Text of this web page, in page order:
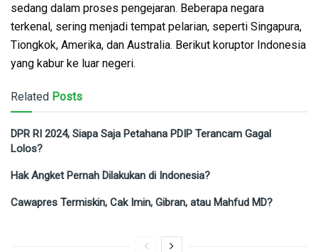
sedang dalam proses pengejaran. Beberapa negara
terkenal, sering menjadi tempat pelarian, seperti Singapura,
Tiongkok, Amerika, dan Australia. Berikut koruptor Indonesia
yang kabur ke luar negeri.
Related Posts
DPR RI 2024, Siapa Saja Petahana PDIP Terancam Gagal
Lolos?
Hak Angket Pernah Dilakukan di Indonesia?
Cawapres Termiskin, Cak Imin, Gibran, atau Mahfud MD?